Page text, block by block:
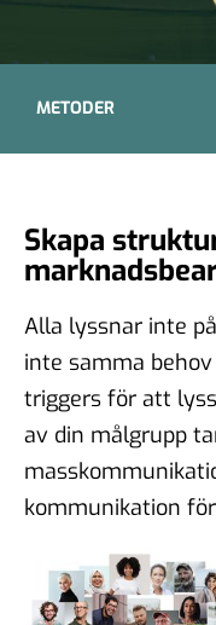
METODER
Skapa
Alla lyssnar inte
inte samma
triggers för att
av din målgrupp
kommunikation